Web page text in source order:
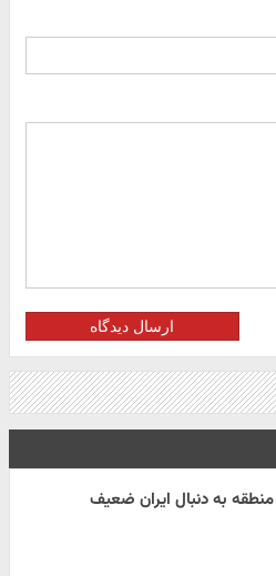
ارسال دیدگاه
به دنبال ایران ضعیف